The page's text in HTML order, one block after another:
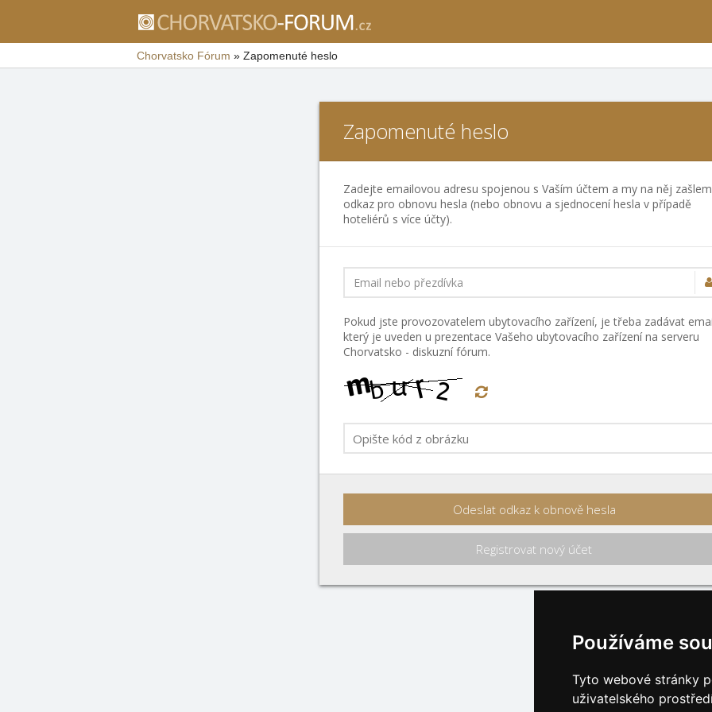
Používáme
Tyto webové stránky
uživatelského
Chorvatsko Fórum » Zapomenuté heslo
Zapomenuté heslo
Zadejte emailovou adresu spojenou s Vaším účtem a my na něj
odkaz pro obnovu hesla (nebo obnovu a sjednocení hesla v případě
hoteliérů s více účty).
Email nebo přezdívka
Pokud jste provozovatelem ubytovacího zařízení, je třeba zadávat
který je uveden u prezentace Vašeho ubytovacího zařízení na serveru
Chorvatsko - diskuzní fórum.
Odeslat odkaz k obnově hesla
Registrovat nový účet